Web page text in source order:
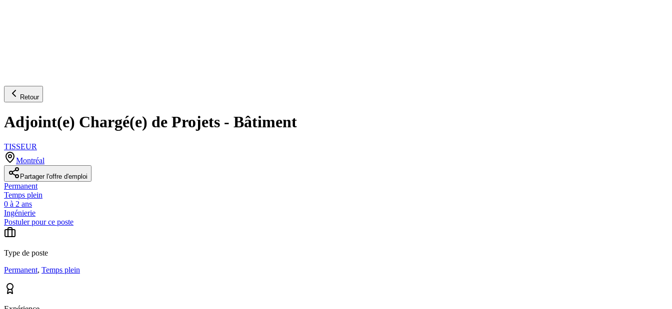
Retour
Adjoint(e) Chargé(e) de Projets - Bâtiment
TISSEUR
Montréal
Partager l'offre d'emploi
Permanent
Temps plein
0 à 2 ans
Ingénierie
Postuler pour ce poste
Type de poste
Permanent, Temps plein